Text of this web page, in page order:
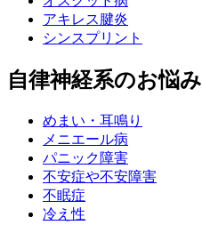
アキレス腱炎
シンスプリント
自律神経系のお悩み
めまい・耳鳴り
メニエール病
パニック障害
不安症や不安障害
不眠症
冷え性